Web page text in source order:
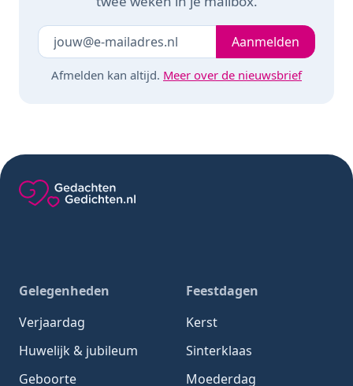
Laat dit veld leeg Je e-mailadresAanmelden
Afmelden kan altijd. Meer over de nieuwsbrief
Gelegenheden
Verjaardag
Huwelijk & jubileum
Geboorte
Feestdagen
Kerst
Sinterklaas
Moederdag